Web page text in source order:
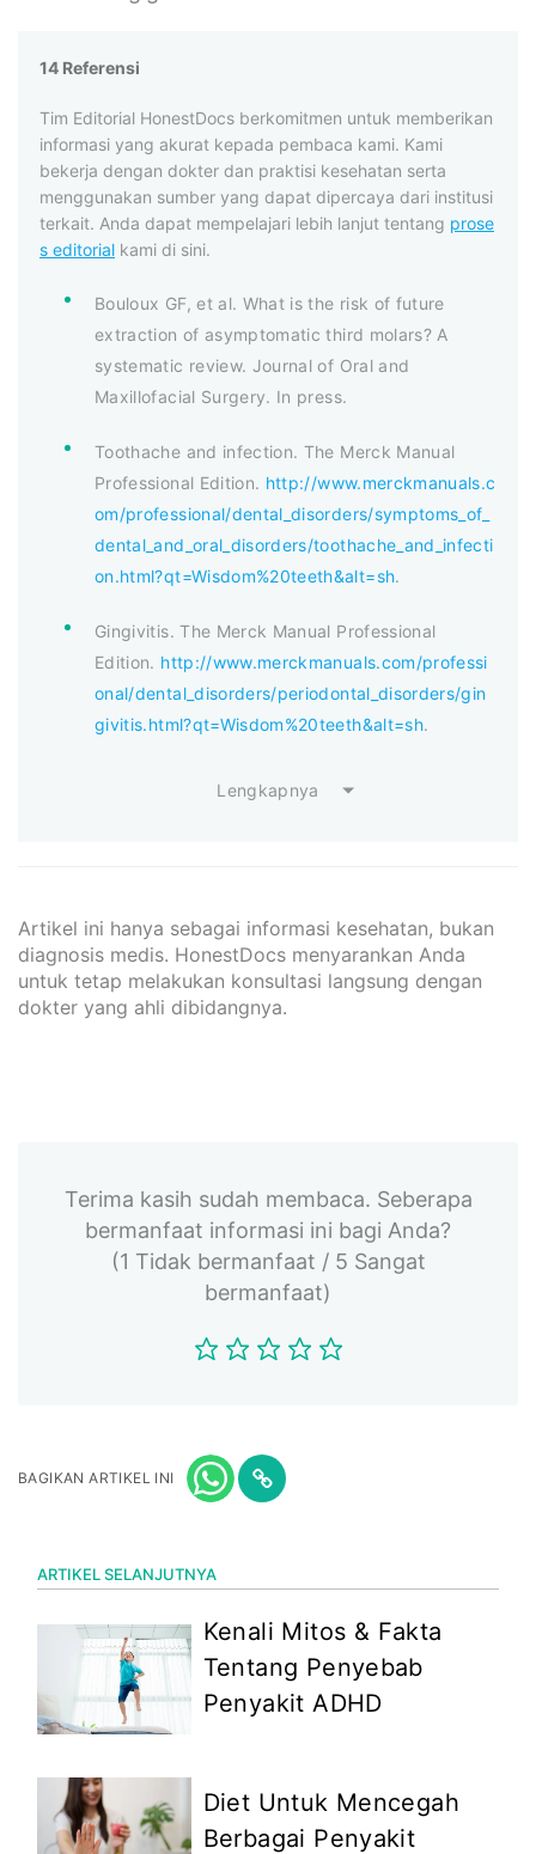
14 Referensi
Tim Editorial HonestDocs berkomitmen untuk memberikan
informasi yang akurat kepada pembaca kami. Kami
bekerja dengan dokter dan praktisi kesehatan serta
menggunakan sumber yang dapat dipercaya dari institusi
terkait. Anda dapat mempelajari lebih lanjut tentang prose
s editorial kami di sini.
Bouloux GF, et al. What is the risk of future
extraction of asymptomatic third molars? A
systematic review. Journal of Oral and
Maxillofacial Surgery. In press.
Toothache and infection. The Merck Manual
Professional Edition. http://www.merckmanuals.c
om/professional/dental_disorders/symptoms_of_
dental_and_oral_disorders/toothache_and_infecti
on.html?qt=Wisdom%20teeth&alt=sh.
Gingivitis. The Merck Manual Professional
Edition. http://www.merckmanuals.com/professi
onal/dental_disorders/periodontal_disorders/gin
givitis.html?qt=Wisdom%20teeth&alt=sh.
Lengkapnya
Artikel ini hanya sebagai informasi kesehatan, bukan
diagnosis medis. HonestDocs menyarankan Anda
untuk tetap melakukan konsultasi langsung dengan
dokter yang ahli dibidangnya.
Terima kasih sudah membaca. Seberapa
bermanfaat informasi ini bagi Anda?
(1 Tidak bermanfaat / 5 Sangat
bermanfaat)
BAGIKAN ARTIKEL INI
ARTIKEL SELANJUTNYA
Kenali Mitos & Fakta
Tentang Penyebab
Penyakit ADHD
Diet Untuk Mencegah
Berbagai Penyakit